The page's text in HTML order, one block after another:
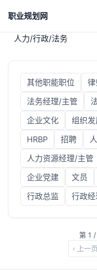
职业规划网
人力/行政/法务
其他职能职位
法务经理/主管
企业文化
组织
HRBP
招聘
人力资源经理/主管
企业党建
文员
行政总监
行政
第 1 /
‹ 上一页